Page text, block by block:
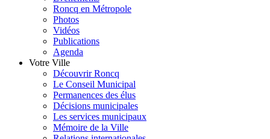
Roncq en Métropole
Photos
Vidéos
Publications
Agenda
Votre Ville
Découvrir Roncq
Le Conseil Municipal
Permanences des élus
Décisions municipales
Les services municipaux
Mémoire de la Ville